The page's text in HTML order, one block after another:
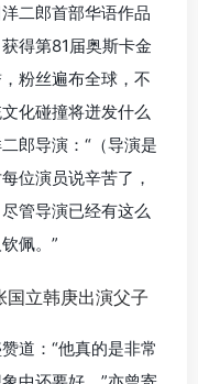
二郎首部华语作品
得第81届奥斯卡金
粉丝遍布全球，不
化碰撞将迸发什么
郎导演：“（导演是
位演员说辛苦了，
管导演已经有这么
佩。”
道：“他真的是非常